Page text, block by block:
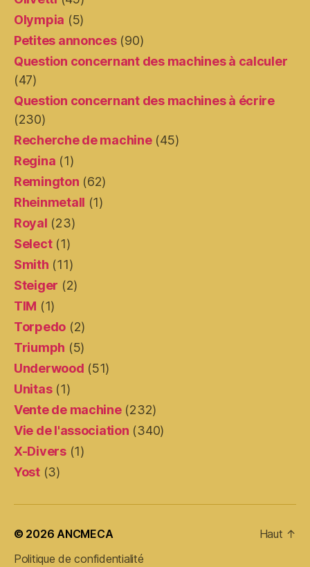
Olympia (5)
Petites annonces(90)
Question concernant des machines à calculer
(47)
Question concernant des machines à écrire
(230)
Recherche de machine(45)
Regina (1)
Remington (62)
Rheinmetall (1)
Royal (23)
Select(1)
Smith (11)
Steiger (2)
TIM (1)
Torpedo (2)
Triumph (5)
Underwood (51)
Unitas(1)
Vente de machine(232)
Vie de l'association (340)
X-Divers(1)
Yost(3)
© 2026ANCMECA
Politique de confidentialité
Haut ↑